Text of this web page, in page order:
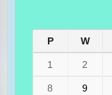
P W
1 2
8 9